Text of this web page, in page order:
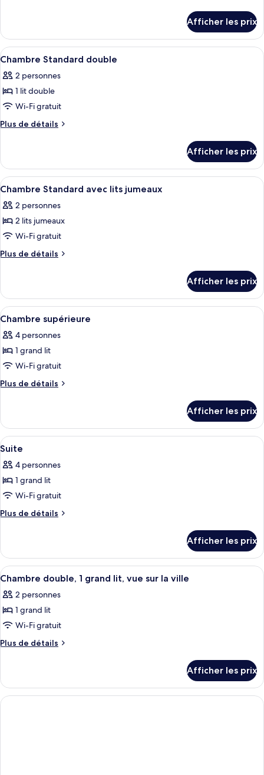
chambre :
Standard
Double
Room
Standard
Double
Room
Afficher les prix
Afficher
toutes
les
photos
pour
ce
chambre :
Chambre
Standard
double
Une chambre d’hôtel avec un
8
Chambre Standard double
2 personnes
1 lit double
Wi-Fi gratuit
Plus de détails
Plus
Chambre
Standard
double
Afficher les prix
Afficher
toutes
les
photos
pour
ce
chambre :
Chambre
Standard
avec
lits
jumeaux
Une chambre d’hôtel avec un
7
Chambre Standard avec lits jumeaux
2 personnes
2 lits jumeaux
Wi-Fi gratuit
Plus de détails
Plus
Chambre
Standard
avec
jumeaux
Afficher les prix
Afficher
toutes
les
photos
pour
ce
chambre :
Chambre
supérieure
Une chambre d’hôtel avec un lit, un
5
Chambre supérieure
4 personnes
1 grand lit
Wi-Fi gratuit
Plus de détails
Plus
Chambre
supérieure
Afficher les prix
Afficher
toutes
les
photos
pour
ce
chambre :
Suite
Une chambre d’hôtel avec un lit, un
7
Suite
4 personnes
1 grand lit
Wi-Fi gratuit
Plus de détails
Plus
Suite
Afficher les prix
Afficher
toutes
les
photos
pour
ce
chambre :
Chambre
double,
Une chambre d’hôtel avec un
5
Chambre double, 1 grand lit, vue sur la ville
2 personnes
1 grand lit
Wi-Fi gratuit
Plus de détails
Plus
Chambre
double,
1
Afficher les prix